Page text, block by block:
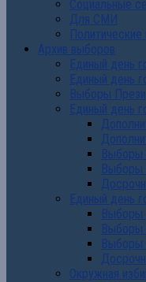
Социальные
Для СМИ
Политические
Архив выборов
Единый день
Единый день
Выборы
Единый день
Выборы
Выборы
Единый день
Выборы
Выборы
Выборы
Окружная